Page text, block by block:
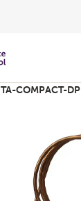
TA-COMPACT-DP